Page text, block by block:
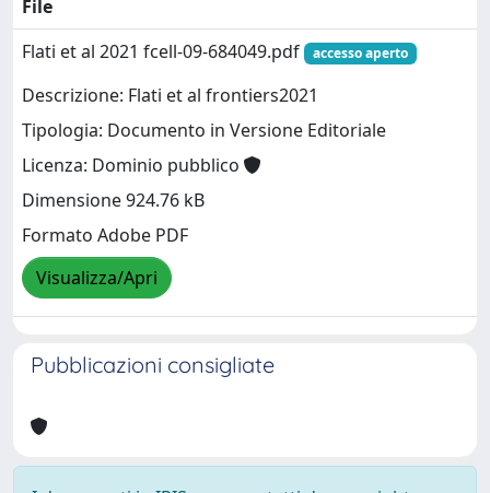
File
Flati et al 2021 fcell-09-684049.pdf
accesso aperto
Descrizione: Flati et al frontiers2021
Tipologia: Documento in Versione Editoriale
Licenza: Dominio pubblico
Dimensione 924.76 kB
Formato Adobe PDF
Visualizza/Apri
Pubblicazioni consigliate